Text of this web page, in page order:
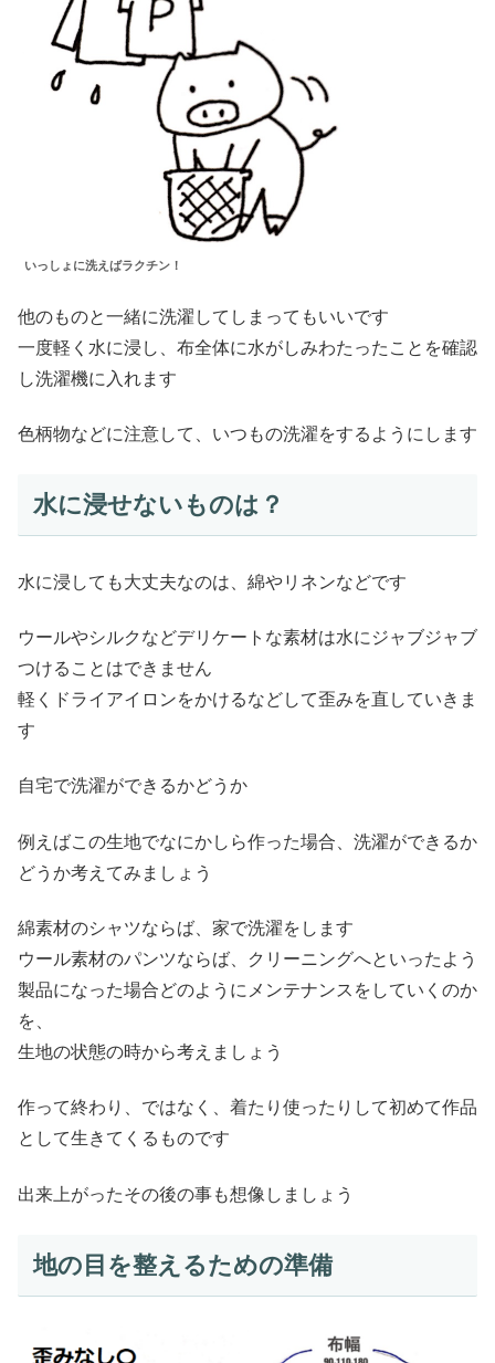
いっしょに洗えばラクチン！
他のものと一緒に洗濯してしまってもいいです
一度軽く水に浸し、布全体に水がしみわたったことを確認
し洗濯機に入れます
色柄物などに注意して、いつもの洗濯をするようにします
水に浸せないものは？
水に浸しても大丈夫なのは、綿やリネンなどです
ウールやシルクなどデリケートな素材は水にジャブジャブ
つけることはできません
軽くドライアイロンをかけるなどして歪みを直していきま
す
自宅で洗濯ができるかどうか
例えばこの生地でなにかしら作った場合、洗濯ができるか
どうか考えてみましょう
綿素材のシャツならば、家で洗濯をします
ウール素材のパンツならば、クリーニングへといったよう
製品になった場合どのようにメンテナンスをしていくのか
を、
生地の状態の時から考えましょう
作って終わり、ではなく、着たり使ったりして初めて作品
として生きてくるものです
出来上がったその後の事も想像しましょう
地の目を整えるための準備